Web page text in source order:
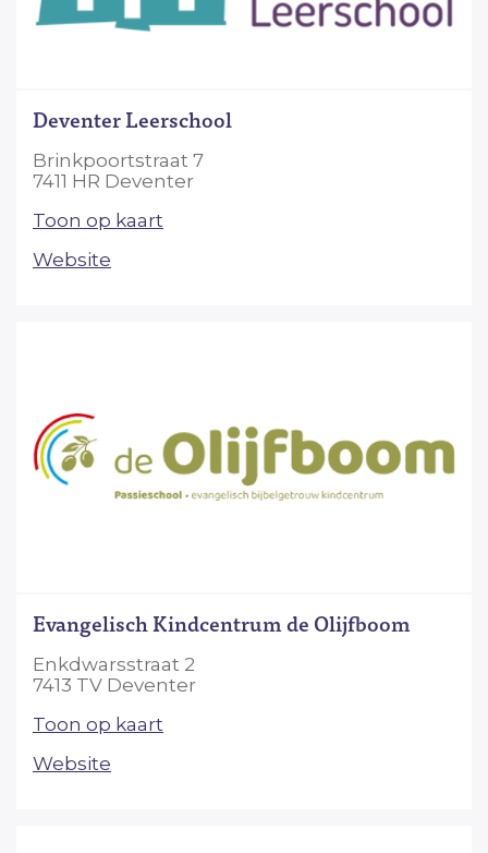
Deventer Leerschool
Brinkpoortstraat 7
7411 HR Deventer
Toon op kaart
Website
Evangelisch Kindcentrum de Olijfboom
Enkdwarsstraat 2
7413 TV Deventer
Toon op kaart
Website